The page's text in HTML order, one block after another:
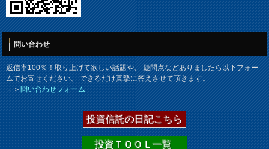
問い合わせ
返信率100％！取り上げて欲しい話題や、 疑問点などありましたら以下フォー
ムでお寄せください。 できるだけ真摯に答えさせて頂きます。
＝＞問い合わせフォーム
投資信託の日記こちら
投資ＴＯＯＬ一覧